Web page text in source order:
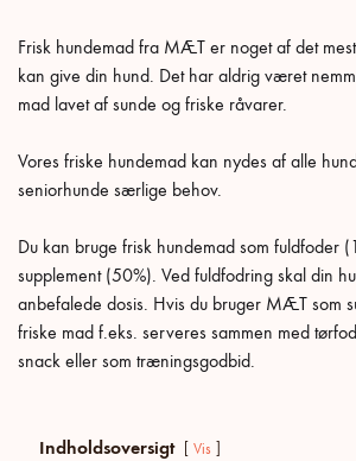
Frisk hundemad fra MÆT er noget af det
kan give din hund. Det har aldrig været
mad lavet af sunde og friske råvarer.
Vores friske hundemad kan nydes af alle
seniorhunde særlige behov.
Du kan bruge frisk hundemad som fuldfoder
supplement (50%). Ved fuldfodring skal din
anbefalede dosis. Hvis du bruger MÆT som
friske mad f.eks. serveres sammen med
snack eller som træningsgodbid.
Indholdsoversigt Vis